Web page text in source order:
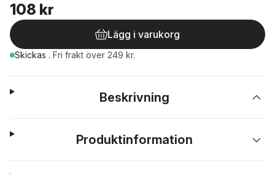
108 kr
Lägg i varukorg
Skickas . Fri frakt över 249 kr.
Beskrivning
Produktinformation